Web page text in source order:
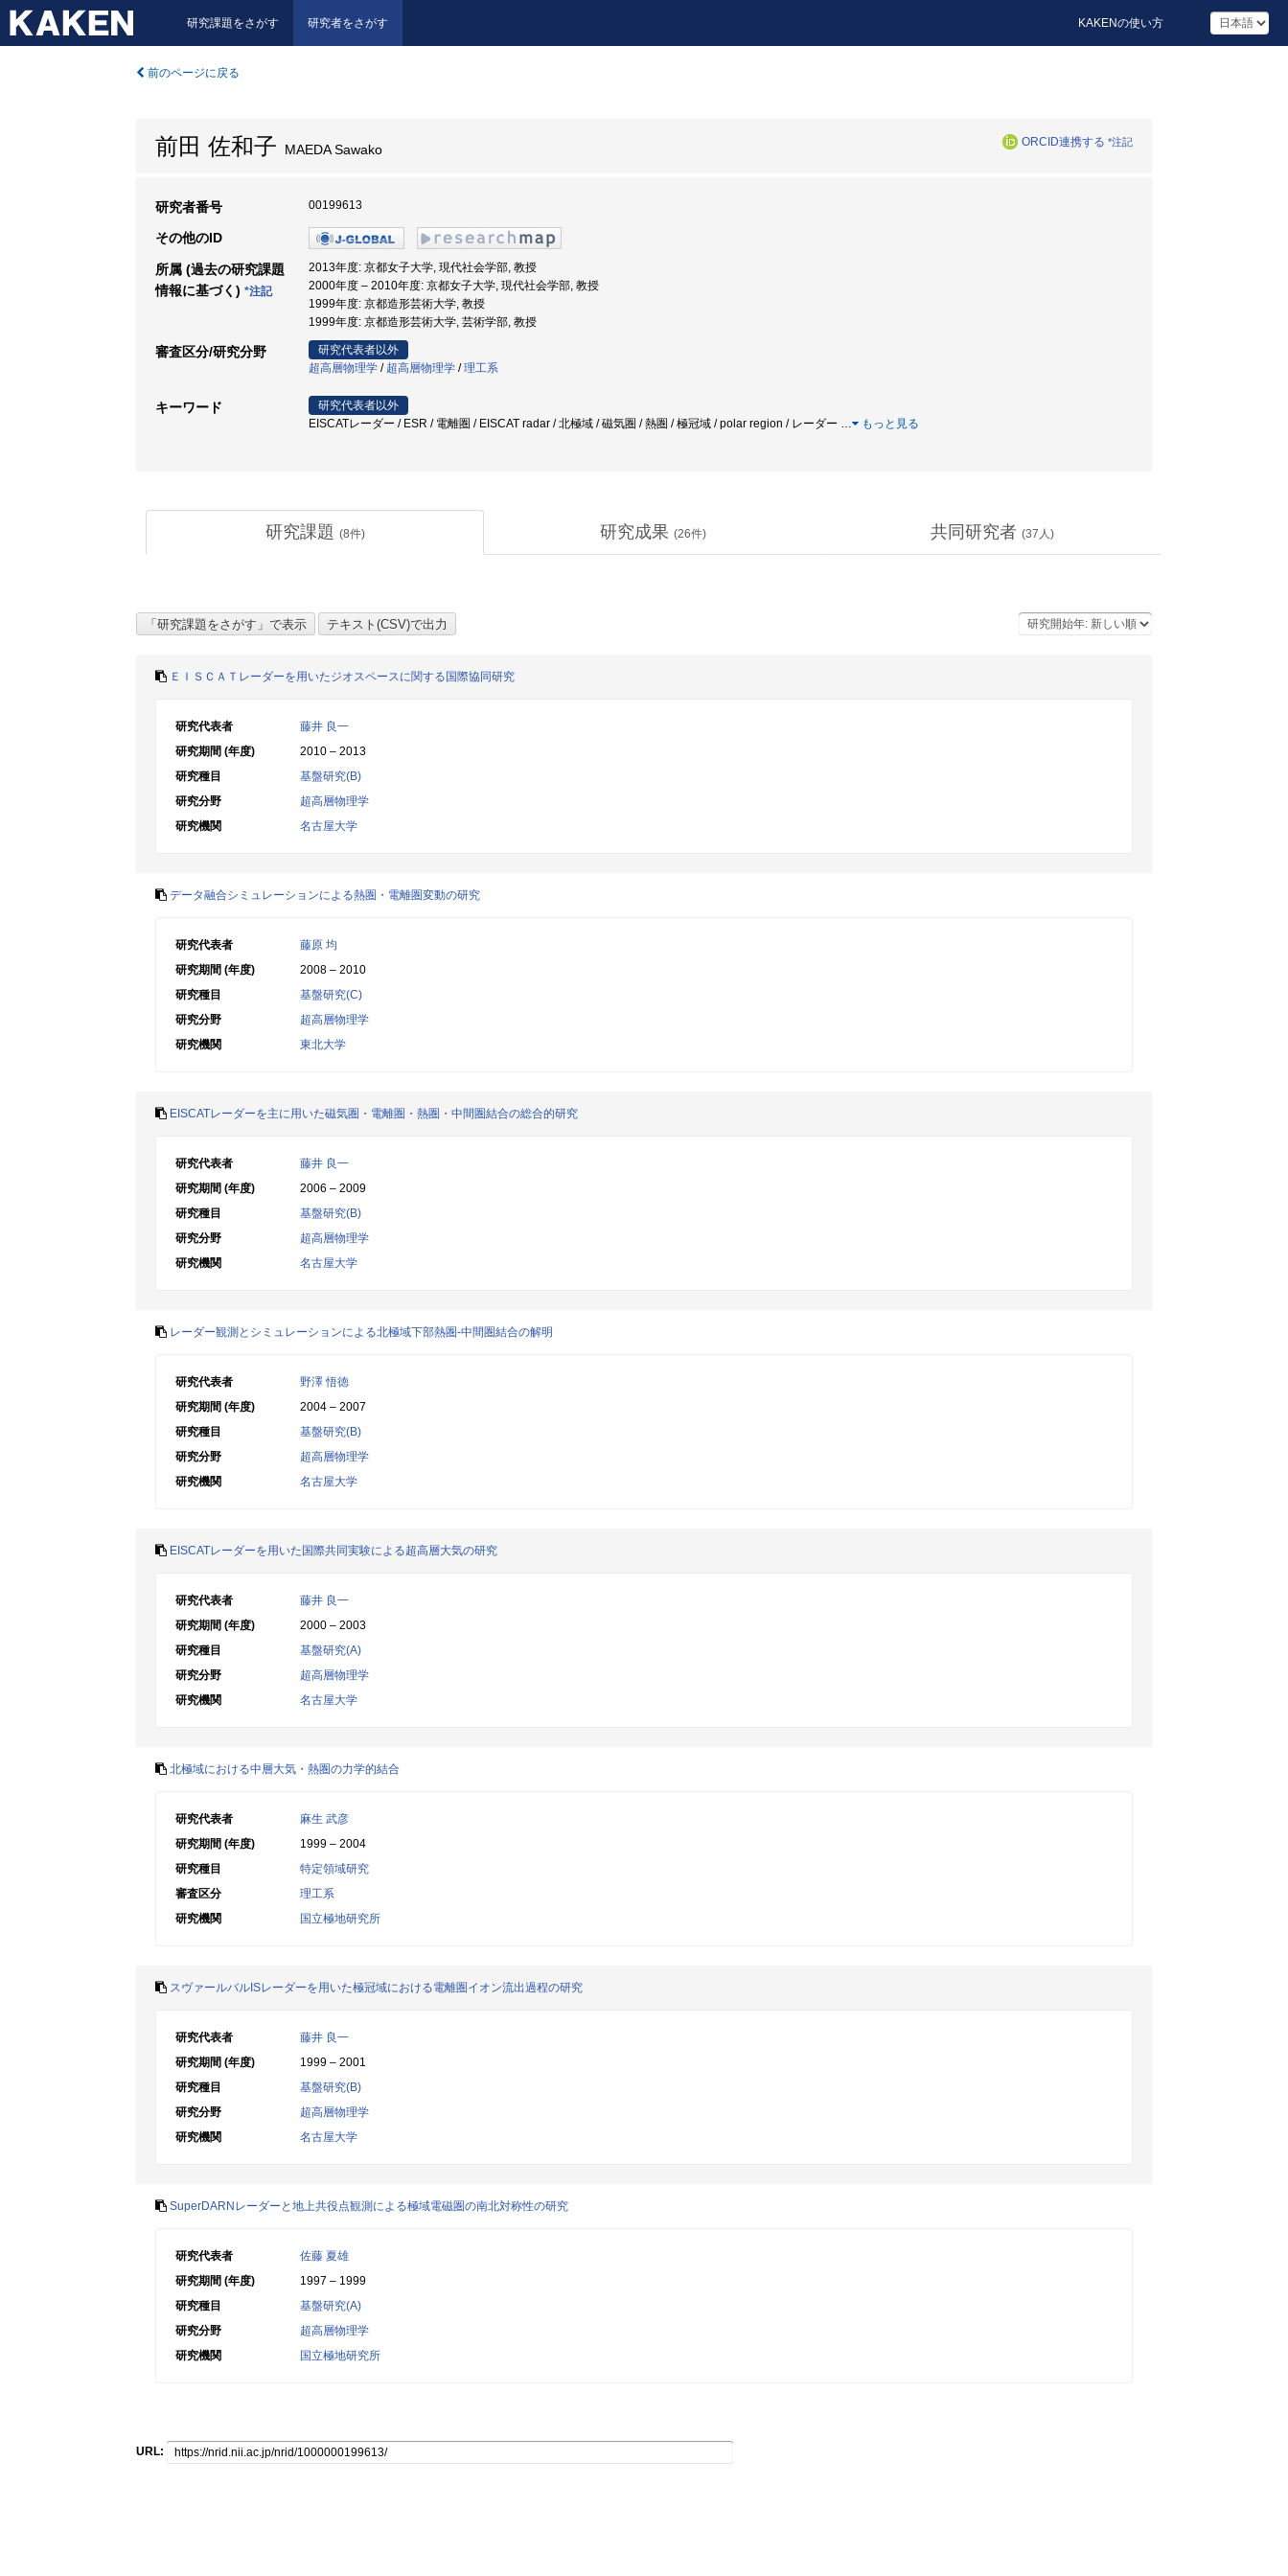
研究課題をさがす 研究者をさがす KAKENの使い方
前のページに戻る
前田 佐和子 MAEDA Sawako ORCID連携する *注記
研究者番号 00199613
その他のID
所属 (過去の研究課題
情報に基づく) *注記
2013年度: 京都女子大学, 現代社会学部, 教授
2000年度 – 2010年度: 京都女子大学, 現代社会学部, 教授
1999年度: 京都造形芸術大学, 教授
1999年度: 京都造形芸術大学, 芸術学部, 教授
審査区分/研究分野
研究代表者以外
超高層物理学 / 超高層物理学 /理工系
キーワード
研究代表者以外
EISCATレーダー / ESR / 電離圏 / EISCAT radar / 北極域 / 磁気圏 / 熱圏 / 極冠域 / polar region / レーダー … もっと見る
研究課題 (8件) 研究成果 (26件) 共同研究者 (37 人)
ＥＩＳＣＡＴレーダーを用いたジオスペースに関する国際協同研究
研究代表者
藤井 良一
研究期間 (年度)
2010 – 2013
研究種目
基盤研究(B)
研究分野
超高層物理学
研究機関
名古屋大学
データ融合シミュレーションによる熱圏・電離圏変動の研究
研究代表者
藤原 均
研究期間 (年度)
2008 – 2010
研究種目
基盤研究(C)
研究分野
超高層物理学
研究機関
東北大学
EISCATレーダーを主に用いた磁気圏・電離圏・熱圏・中間圏結合の総合的研究
研究代表者
藤井 良一
研究期間 (年度)
2006 – 2009
研究種目
基盤研究(B)
研究分野
超高層物理学
研究機関
名古屋大学
レーダー観測とシミュレーションによる北極域下部熱圏-中間圏結合の解明
研究代表者
野澤 悟徳
研究期間 (年度)
2004 – 2007
研究種目
基盤研究(B)
研究分野
超高層物理学
研究機関
名古屋大学
EISCATレーダーを用いた国際共同実験による超高層大気の研究
研究代表者
藤井 良一
研究期間 (年度)
2000 – 2003
研究種目
基盤研究(A)
研究分野
超高層物理学
研究機関
名古屋大学
北極域における中層大気・熱圏の力学的結合
研究代表者
麻生 武彦
研究期間 (年度)
1999 – 2004
研究種目
特定領域研究
審査区分
理工系
研究機関
国立極地研究所
スヴァールバルISレーダーを用いた極冠域における電離圏イオン流出過程の研究
研究代表者
藤井 良一
研究期間 (年度)
1999 – 2001
研究種目
基盤研究(B)
研究分野
超高層物理学
研究機関
名古屋大学
SuperDARNレーダーと地上共役点観測による極域電磁圏の南北対称性の研究
研究代表者
佐藤 夏雄
研究期間 (年度)
1997 – 1999
研究種目
基盤研究(A)
研究分野
超高層物理学
研究機関
国立極地研究所
URL: